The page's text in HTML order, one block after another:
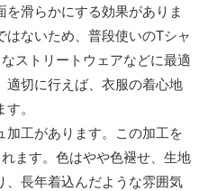
滑らかにする効果がありま
ないため、普段使いのTシャ
ストリートウェアなどに最適
適切に行えば、衣服の着心地
。
加工があります。この加工を
ます。色はやや色褪せ、生地
、長年着込んだような雰囲気